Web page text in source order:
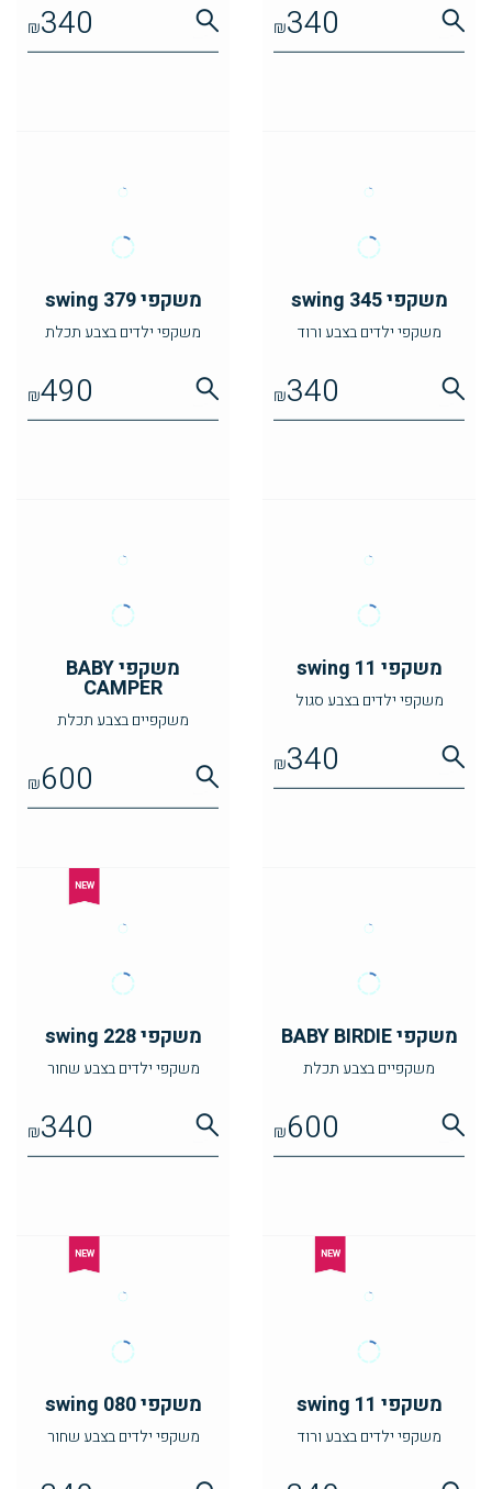
₪340
₪340
משקפי swing 345
משקפי ילדים בצבע ורוד
₪340
משקפי swing 379
משקפי ילדים בצבע תכלת
₪490
משקפי swing 11
משקפי ילדים בצבע סגול
₪340
משקפי BABY
CAMPER
משקפיים בצבע תכלת
₪600
משקפי BABY BIRDIE
משקפיים בצבע תכלת
₪600
משקפי swing 228
משקפי ילדים בצבע שחור
₪340
משקפי swing 11
משקפי ילדים בצבע ורוד
משקפי swing 080
משקפי ילדים בצבע שחור